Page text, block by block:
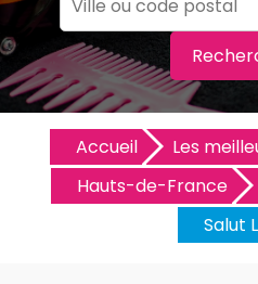
Accueil
Les
Hauts-de-France
Salut